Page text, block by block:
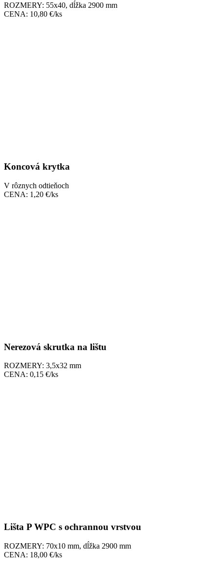
ROZMERY: 55x40, dĺžka 2900 mm
CENA: 10,80 €/ks
Koncová krytka
V rôznych odtieňoch
CENA: 1,20 €/ks
Nerezová skrutka na lištu
ROZMERY: 3,5x32 mm
CENA: 0,15 €/ks
Lišta P WPC s ochrannou vrstvou
ROZMERY: 70x10 mm, dĺžka 2900 mm
CENA: 18,00 €/ks